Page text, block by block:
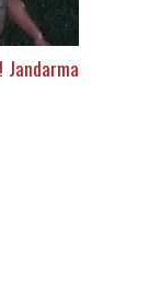
Jandarma apar